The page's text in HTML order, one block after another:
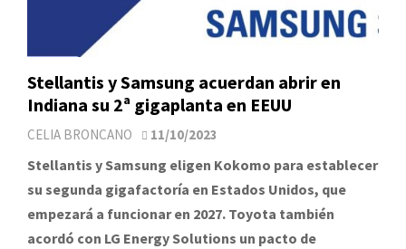
Stellantis y Samsung acuerdan abrir en
Indiana su 2ª gigaplanta en EEUU
CELIA BRONCANO 11/10/2023
Stellantis y Samsung eligen Kokomo para establecer
su segunda gigafactoría en Estados Unidos, que
empezará a funcionar en 2027. Toyota también
acordó con LG Energy Solutions un pacto de